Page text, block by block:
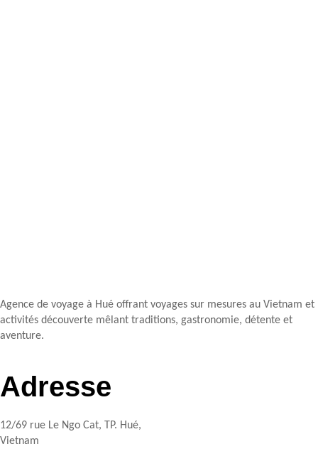
Agence de voyage à Hué offrant voyages sur mesures au Vietnam et
activités découverte mêlant traditions, gastronomie, détente et
aventure.
Adresse
12/69 rue Le Ngo Cat, TP. Hué,
Vietnam